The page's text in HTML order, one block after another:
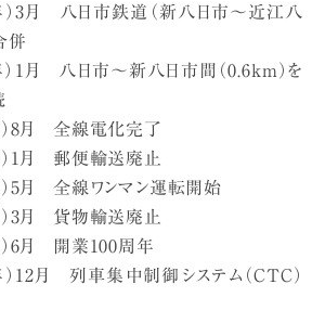
）3月 八日市鉄道（新八日市〜近江八
併
1月 八日市〜新八日市間（0.6km）を
）8月 全線電化完了
）1月 郵便輸送廃止
5月 全線ワンマン運転開始
）3月 貨物輸送廃止
）6月 開業100周年
12月 列車集中制御システム（CTC）